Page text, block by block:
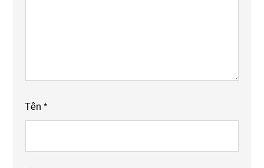
Tên*